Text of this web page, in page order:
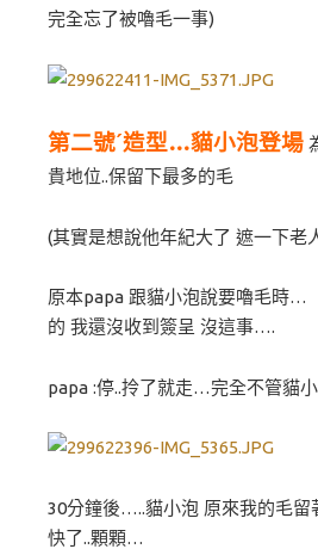
完全忘了被嚕毛一事)
第二號ˊ造型…貓小泡登場
貴地位..保留下最多的毛
(其實是想說他年紀大了 遮一下老
原本papa 跟貓小泡說要嚕
的 我還沒收到簽呈 沒這事….
papa :停..拎了就走…完全不管貓
30分鐘後…..貓小泡 原來我的毛留
快了..顆顆…